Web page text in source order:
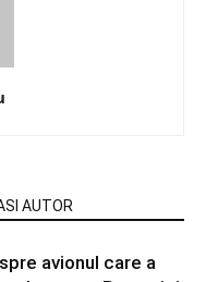
AUTOR
avionul care a